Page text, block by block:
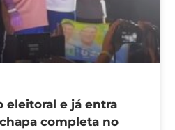
eleitoral e já entra
completa no